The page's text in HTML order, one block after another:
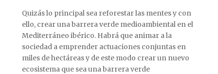
Quizás lo principal sea reforestar las mentes y con
ello, crear una barrera verde medioambiental en el
Mediterráneo ibérico. Habrá que animar a la
sociedad a emprender actuaciones conjuntas en
miles de hectáreas y de este modo crear un nuevo
ecosistema que sea una barrera verde